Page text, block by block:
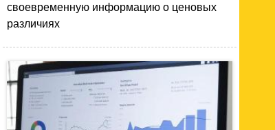
своевременную информацию о ценовых
различиях